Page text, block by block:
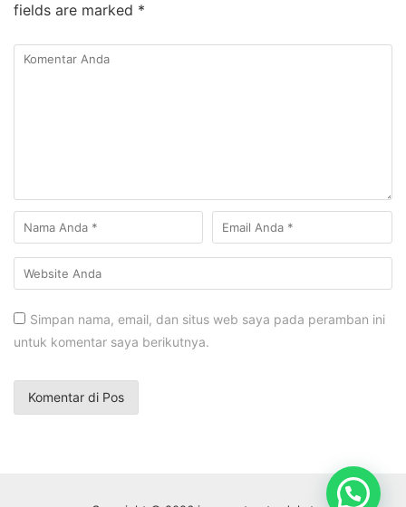
fields are marked *
Simpan nama, email, dan situs web saya pada peramban ini
untuk komentar saya berikutnya.